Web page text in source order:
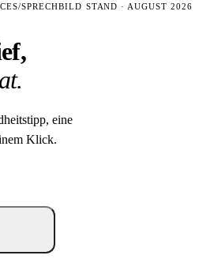
SPRECHBILD STAND · AUGUST 2026
eine
Klick.